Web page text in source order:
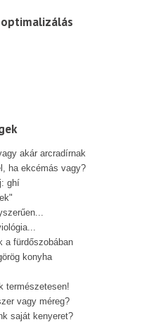
akár arcradírnak
ha ekcémás vagy?
ghí
a fürdőszobában
konyha
természetesen!
vagy méreg?
saját kenyeret?